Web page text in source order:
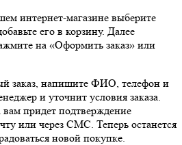
интернет-магазине выберите
его в корзину. Далее
на «Оформить заказ» или
заказ, напишите ФИО, телефон и
и уточнит условия заказа.
вам придет подтверждение
или через СМС. Теперь останется
новой покупке.